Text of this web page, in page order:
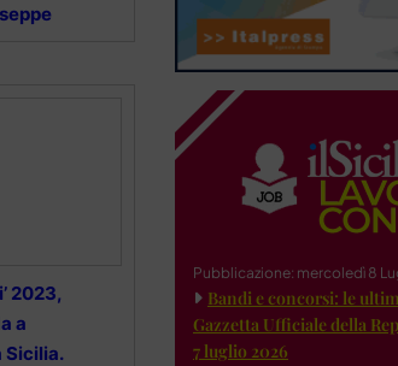
2023,
a
Sicilia.
Pubblicazione: mercoledì 8
Bandi e concorsi: le
Gazzetta Ufficiale della
7 luglio 2026